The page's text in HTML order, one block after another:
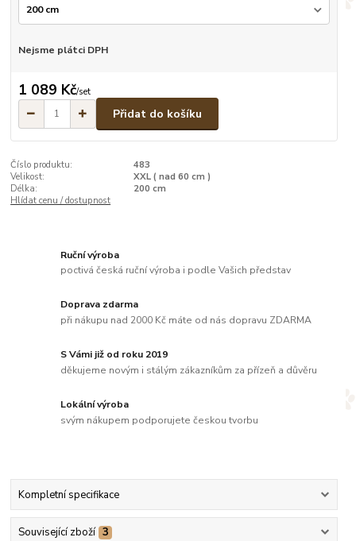
Nejsme plátci DPH
1 089 Kč/set
Přidat do košíku
Číslo produktu:
483
Velikost:
XXL ( nad 60 cm )
Délka:
200 cm
Hlídat cenu / dostupnost
Ruční výroba
poctivá česká ruční výroba i podle Vašich představ
Doprava zdarma
při nákupu nad 2000 Kč máte od nás dopravu ZDARMA
S Vámi již od roku 2019
děkujeme novým i stálým zákazníkům za přízeň a důvěru
Lokální výroba
svým nákupem podporujete českou tvorbu
Kompletní specifikace
Související zboží 3